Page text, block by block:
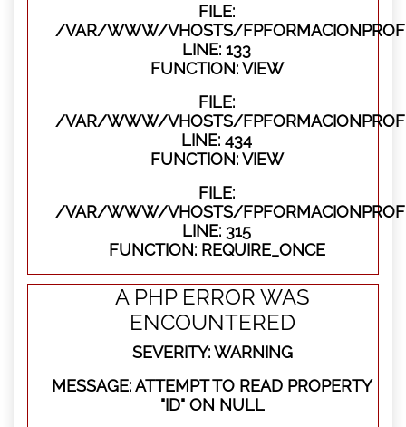
FILE:
/VAR/WWW/VHOSTS/
LINE: 133
FUNCTION: VIEW
FILE:
/VAR/WWW/VHOSTS/
LINE: 434
FUNCTION: VIEW
FILE:
/VAR/WWW/VHOSTS/
LINE: 315
FUNCTION: REQUIRE_ONCE
A PHP ERROR WAS
ENCOUNTERED
SEVERITY: WARNING
MESSAGE: ATTEMPT TO READ PROPERTY
"ID" ON NULL